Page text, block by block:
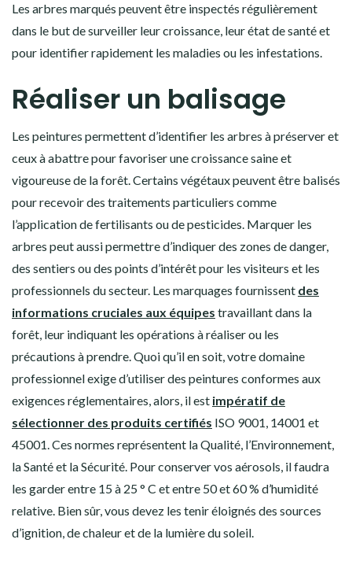
Les arbres marqués peuvent être inspectés régulièrement
dans le but de surveiller leur croissance, leur état de santé et
pour identifier rapidement les maladies ou les infestations.
Réaliser un balisage
Les peintures permettent d’identifier les arbres à préserver et
ceux à abattre pour favoriser une croissance saine et
vigoureuse de la forêt. Certains végétaux peuvent être balisés
pour recevoir des traitements particuliers comme
l’application de fertilisants ou de pesticides. Marquer les
arbres peut aussi permettre d’indiquer des zones de danger,
des sentiers ou des points d’intérêt pour les visiteurs et les
professionnels du secteur. Les marquages fournissent des
informations cruciales aux équipes travaillant dans la
forêt, leur indiquant les opérations à réaliser ou les
précautions à prendre. Quoi qu’il en soit, votre domaine
professionnel exige d’utiliser des peintures conformes aux
exigences réglementaires, alors, il est impératif de
sélectionner des produits certifiés ISO 9001, 14001 et
45001. Ces normes représentent la Qualité, l’Environnement,
la Santé et la Sécurité. Pour conserver vos aérosols, il faudra
les garder entre 15 à 25 ° C et entre 50 et 60 % d’humidité
relative. Bien sûr, vous devez les tenir éloignés des sources
d’ignition, de chaleur et de la lumière du soleil.